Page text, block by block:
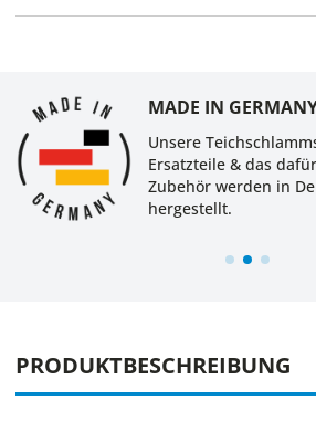
MADE IN
Unsere
Ersatzteile & das
Zubehör werden in
hergestellt.
PRODUKTBESCHREIBUNG